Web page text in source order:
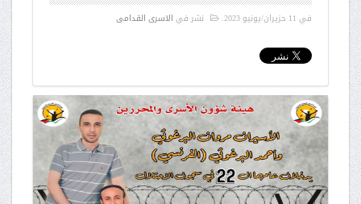
في 11 حزيران/يونيو 2023 . نشر في الاسرى القدامى